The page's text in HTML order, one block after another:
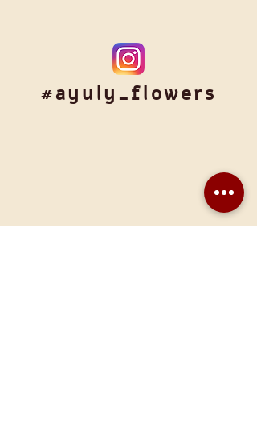
#ayuly_flowers